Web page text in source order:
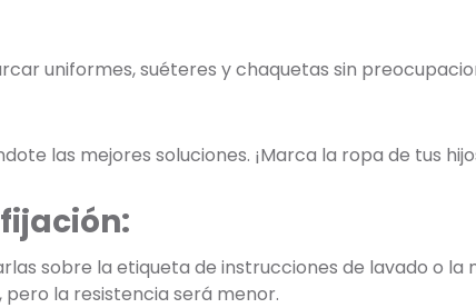
uniformes, suéteres y chaquetas sin
las mejores soluciones. ¡Marca la ropa de tus
sobre la etiqueta de instrucciones de lavado o
la resistencia será menor.